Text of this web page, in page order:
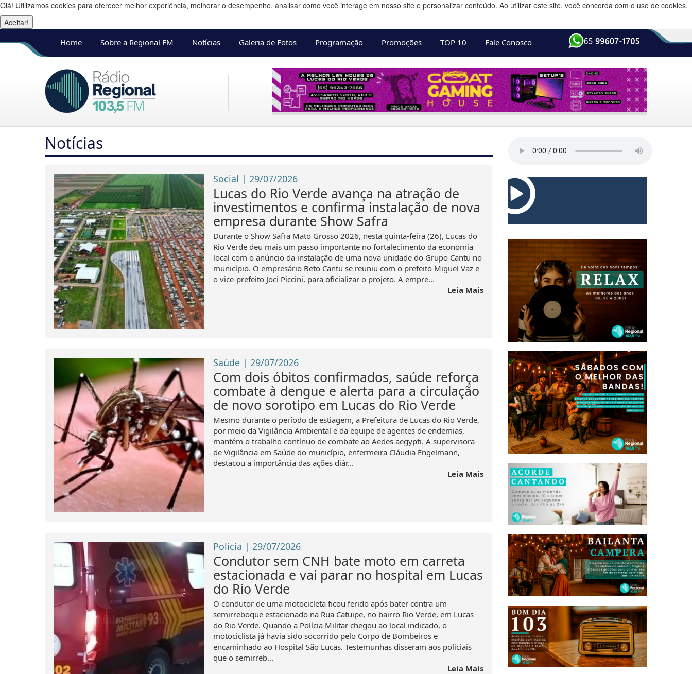
Olá! Utilizamos cookies para oferecer melhor experiência, melhorar o desempenho, analisar como você interage em nosso site e personalizar conteúdo. Ao utilizar este site, você concorda com o uso de cookies.
Aceitar!
Home
Sobre a Regional FM Notícias Galeria de Fotos Programação Promoções TOP 10 Fale Conosco
Notícias
Social | 29/07/2026
Lucas do Rio Verde avança na atração de
investimentos e confirma instalação de nova
empresa durante Show Safra
Durante o Show Safra Mato Grosso 2026, nesta quinta-feira (26), Lucas do
Rio Verde deu mais um passo importante no fortalecimento da economia
local com o anúncio da instalação de uma nova unidade do Grupo Cantu no
município. O empresário Beto Cantu se reuniu com o prefeito Miguel Vaz e
o vice-prefeito Joci Piccini, para oficializar o projeto. A empre...
Leia Mais
Saúde | 29/07/2026
Com dois óbitos confirmados, saúde reforça
combate à dengue e alerta para a circulação
de novo sorotipo em Lucas do Rio Verde
Mesmo durante o período de estiagem, a Prefeitura de Lucas do Rio Verde,
por meio da Vigilância Ambiental e da equipe de agentes de endemias,
mantém o trabalho contínuo de combate ao Aedes aegypti. A supervisora
de Vigilância em Saúde do município, enfermeira Cláudia Engelmann,
destacou a importância das ações diár...
Leia Mais
Policia | 29/07/2026
Condutor sem CNH bate moto em carreta
estacionada e vai parar no hospital em Lucas
do Rio Verde
O condutor de uma motocicleta ficou ferido após bater contra um
semirreboque estacionado na Rua Catuipe, no bairro Rio Verde, em Lucas
do Rio Verde. Quando a Polícia Militar chegou ao local indicado, o
motociclista já havia sido socorrido pelo Corpo de Bombeiros e
encaminhado ao Hospital São Lucas. Testemunhas disseram aos policiais
que o semirreb...
Leia Mais